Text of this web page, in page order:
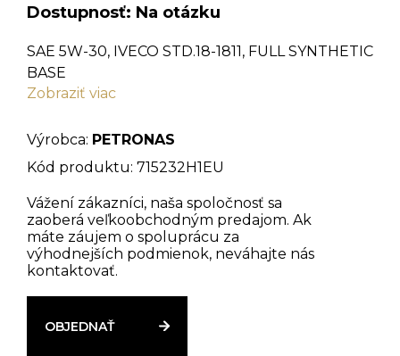
Dostupnosť: Na otázku
Zobraziť viac
SAE 5W-30, IVECO STD.18-1811, FULL SYNTHETIC
BASE
Plne syntetický olej s vysokou charakteristikou
vozidiel Iveco Daily. Zodpovedá špecifikácii Iveco
18-1811. Garantuje čistenie motora a má
ochranné schopnosti proti opotrebeniu
všetkých komponentov. Plne uspokojuje
požiadavky noriem EU na emisie.
Výrobca: PETRONAS
Kód produktu: 715232H1EU
Vážení zákazníci, naša spoločnosť sa
zaoberá veľkoobchodným predajom. Ak
máte záujem o spoluprácu za
výhodnejších podmienok, neváhajte nás
kontaktovať.
OBJEDNAŤ